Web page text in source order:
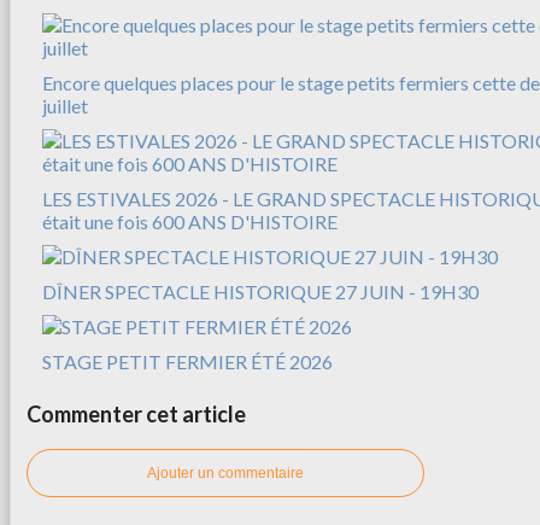
Encore quelques places pour le stage petits fermiers cette
juillet
LES ESTIVALES 2026 - LE GRAND SPECTACLE
était une fois 600 ANS D'HISTOIRE
DÎNER SPECTACLE HISTORIQUE 27 JUIN - 19H30
STAGE PETIT FERMIER ÉTÉ 2026
Commenter cet article
Ajouter un commentaire